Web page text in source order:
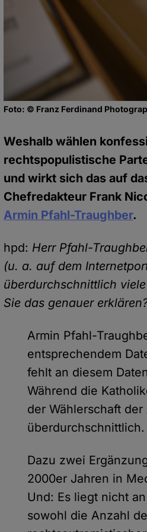
Foto: © Franz Ferdinand
Weshalb wählen
rechtspopulistische
und wirkt sich das auf
Chefredakteur Frank
Armin Pfahl-Traughber.
hpd: Herr Pfahl-
(u. a. auf dem
überdurchschnittlich
Sie das genauer
Armin Pfahl-
entsprechendem
fehlt an diesem
Während die
der Wählerschaft
überdurchschnittlich.
Dazu zwei
2000er Jahren in
Und: Es liegt nicht
sowohl die Anzahl